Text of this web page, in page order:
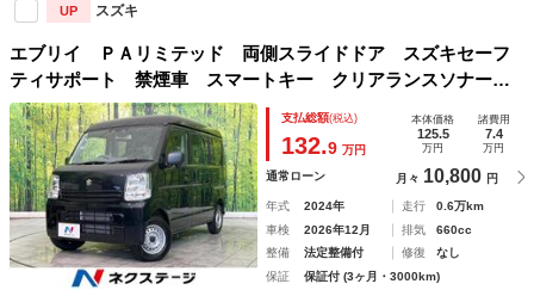
UP スズキ
エブリイ ＰＡリミテッド 両側スライドドア スズキセーフ
ティサポート 禁煙車 スマートキー クリアランスソナー
アイドリングストップ 車線逸脱警報 オートライト 横滑り
防止装置 盗難防止システム プライバシーガラス
支払総額(税込)
132.9 万円
本体価格
125.5
万円
諸費用
7.4
万円
通常ローン 月々 10,800 円
年式 2024年 走行
0.6万km
車検
2026年12月 排気
660cc
整備
法定整備付 修復
なし
保証
保証付 (3ヶ月・3000km)